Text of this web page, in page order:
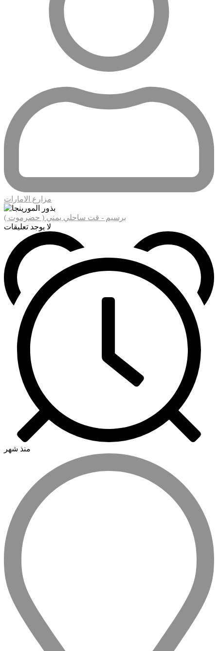
مزارع الامارات
برسيم - قت ساحلي يمني ( حضرموت )
لا يوجد تعليقات
منذ شهر